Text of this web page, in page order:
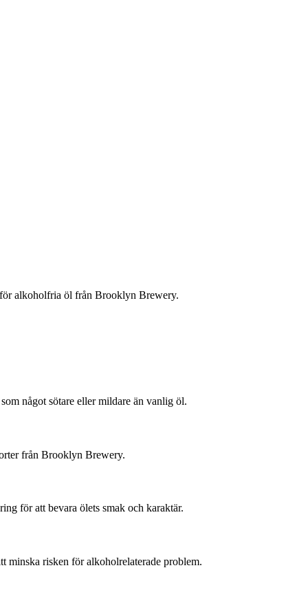
alkoholfria öl från Brooklyn Brewery.
något sötare eller mildare än vanlig öl.
från Brooklyn Brewery.
för att bevara ölets smak och karaktär.
risken för alkoholrelaterade problem.